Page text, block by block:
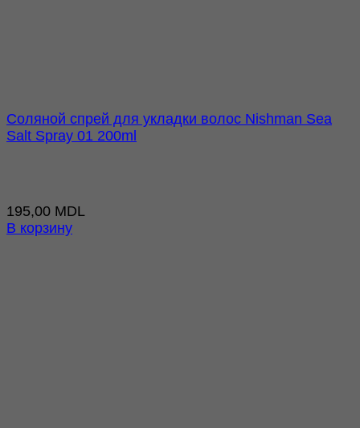
Соляной спрей для укладки волос Nishman Sea
Salt Spray 01 200ml
195,00 MDL
В корзину